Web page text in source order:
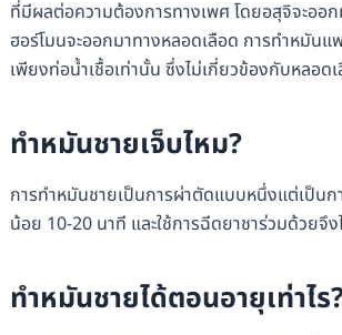
ที่มีผลต่อความต้องการทางเพศ โดยอสุจิจะออ
ฮอร์โมนจะออกมาทางหลอดเลือด การทำหมันแ
เพียงท่อน้ำเชื้อเท่านั้น ซึ่งไม่เกี่ยวข้องกับหลอด
ทำหมันชายเจ็บไหม?
การทำหมันชายเป็นการผ่าตัดแบบหนึ่งแต่เป็นก
น้อย 10-20 นาที และใช้การฉีดยาชาร่วมด้วยจึง
ทำหมันชายได้ตอนอายุเท่าไร